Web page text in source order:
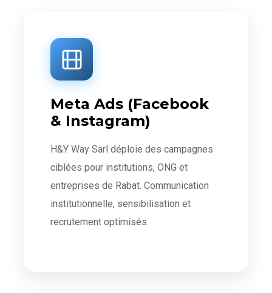
Meta Ads (Facebook
& Instagram)
H&Y Way Sarl déploie des campagnes
ciblées pour institutions, ONG et
entreprises de Rabat. Communication
institutionnelle, sensibilisation et
recrutement optimisés.